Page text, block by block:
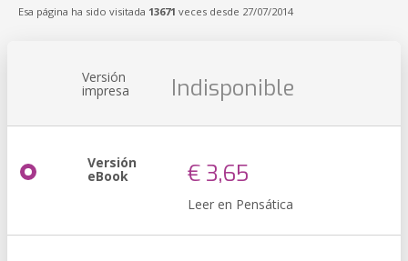
Esa página ha sido visitada 13671 veces desde 27/07/2014
Versión
impresa Indisponible
Versión
eBook € 3,65
Leer en Pensática